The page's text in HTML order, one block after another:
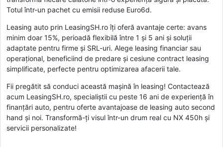
Totul într-un pachet cu emisii reduse Euro6d.
Leasing auto prin LeasingSH.ro îți oferă avantaje certe: avans
minim doar 15%, perioadă flexibilă între 1 și 5 ani și soluții
adaptate pentru firme și SRL-uri. Alege leasing financiar sau
operațional, beneficiind de predare și cesiune contract leasing
simplificate, perfecte pentru optimizarea afacerii tale.
Fii pregătit să conduci această mașină în leasing! Contactează
acum LeasingSH.ro, specialiștii cu peste 16 ani de experiență în
finanțări auto, pentru oferte avantajoase de leasing auto second
hand și noi. Transformă-ți visul într-un drum real cu NX 450h și
servicii personalizate!